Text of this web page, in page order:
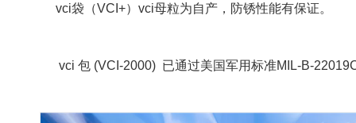
vci袋（VCI+）vci母粒为自产，防锈性能有保证。
vci 包 (VCI-2000) 已通过美国军用标准MIL-B-